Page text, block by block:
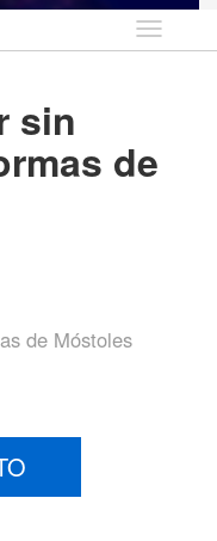
Idioma
sin
de
de Móstoles